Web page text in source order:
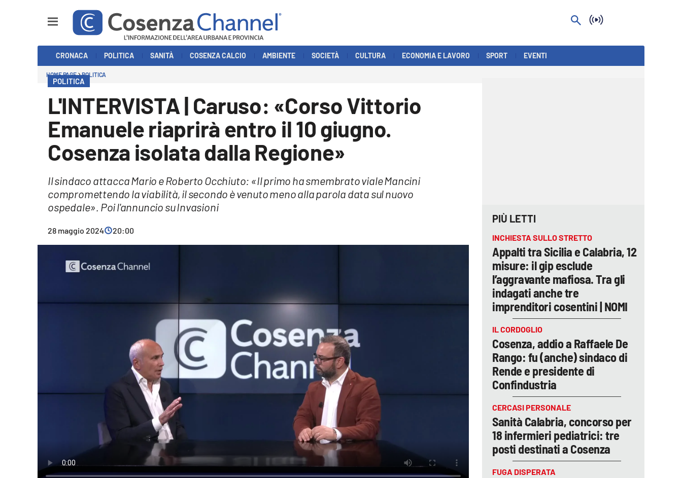
Economia e Lavoro
CRONACA POLITICA SANITÀ COSENZA CALCIO AMBIENTE SOCIETÀ CULTURA ECONOMIA E LAVORO SPORT EVENTI
HOME PAGE POLITICA
POLITICA
L'INTERVISTA | Caruso: «Corso Vittorio
Emanuele riaprirà entro il 10 giugno.
Cosenza isolata dalla Regione»
Il sindaco attacca Mario e Roberto Occhiuto: «Il primo ha smembrato viale Mancini
compromettendo la viabilità, il secondo è venuto meno alla parola data sul nuovo
ospedale». Poi l'annuncio su Invasioni
28 maggio 2024 20:00
PIÙ LETTI
INCHIESTA SULLO STRETTO
Appalti tra Sicilia e Calabria, 12
misure: il gip esclude
l’aggravante mafiosa. Tra gli
indagati anche tre
imprenditori cosentini | NOMI
IL CORDOGLIO
Cosenza, addio a Raffaele De
Rango: fu (anche) sindaco di
Rende e presidente di
Confindustria
CERCASI PERSONALE
Sanità Calabria, concorso per
18 infermieri pediatrici: tre
posti destinati a Cosenza
FUGA DISPERATA